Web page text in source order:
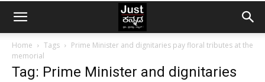
Home Tags
Prime Minister and dignitaries pay floral tributes at the
memorial
Tag: Prime Minister and dignitaries